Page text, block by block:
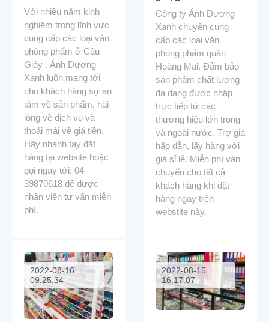
Với nhiều năm kinh
nghiệm trong lĩnh vực
cung cấp các loại văn
phòng phẩm ở Cầu
Giấy . Ánh Dương
Xanh luôn mang tới
cho khách hàng sự an
tâm về sản phẩm, hài
lòng về dịch vụ và
thoải mái về giá tiền.
Hãy nhanh tay đặt
hàng tại website hoặc
gọi ngay tới: 04
39870618 để được
nhân viên tư vấn miễn
phí.
Công ty Ánh Dương
Xanh chuyên cung
cấp các loại văn
phòng phẩm quận
Hoàng Mai. Đảm bảo
sản phẩm chất lượng
đa dạng được nhập
trực tiếp từ các
thương hiệu lớn trong
và ngoài nước. Trợ giá
hấp dẫn, lấy hàng với
giá sỉ lẻ. Miễn phí vận
chuyển cho tất cả
khách hàng khi đặt
hàng ngay trên
webstite này.
2022-08-16
09:25:34
2022-08-15
16:17:07